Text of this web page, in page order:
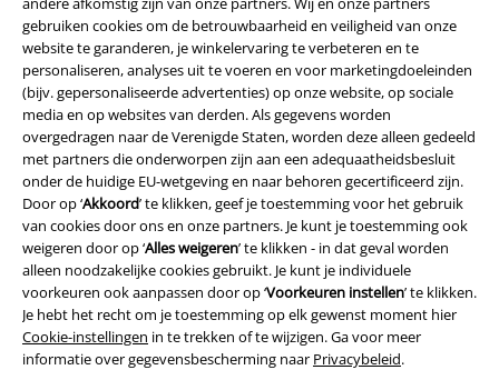
gebruiken cookies om de betrouwbaarheid en veiligheid van onze
website te garanderen, je winkelervaring te verbeteren en te
personaliseren, analyses uit te voeren en voor marketingdoeleinden
(bijv. gepersonaliseerde advertenties) op onze website, op sociale
media en op websites van derden. Als gegevens worden
overgedragen naar de Verenigde Staten, worden deze alleen gedeeld
met partners die onderworpen zijn aan een adequaatheidsbesluit
onder de huidige EU-wetgeving en naar behoren gecertificeerd zijn.
Door op ‘Akkoord’ te klikken, geef je toestemming voor het gebruik
van cookies door ons en onze partners. Je kunt je toestemming ook
weigeren door op ‘Alles weigeren’ te klikken - in dat geval worden
alleen noodzakelijke cookies gebruikt. Je kunt je individuele
voorkeuren ook aanpassen door op ‘Voorkeuren instellen’ te klikken.
Je hebt het recht om je toestemming op elk gewenst moment hier
Cookie-instellingen in te trekken of te wijzigen. Ga voor meer
informatie over gegevensbescherming naar Privacybeleid.
Legal
Algemene Voorwaarden
Bedrijfsgegevens
Privacyverklaring
Verklaring van conformiteit